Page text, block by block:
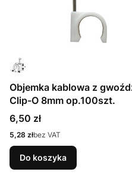
Objemka kablowa z
Clip-O 8mm op.100szt.
Cena
6,50 zł
Cena
5,28 złbez VAT
Do koszyka